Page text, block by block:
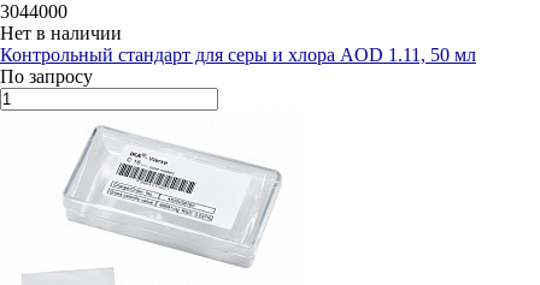
3044000
Нет в наличии
Контрольный стандарт для серы и хлора AOD 1.11, 50 мл
По запросу